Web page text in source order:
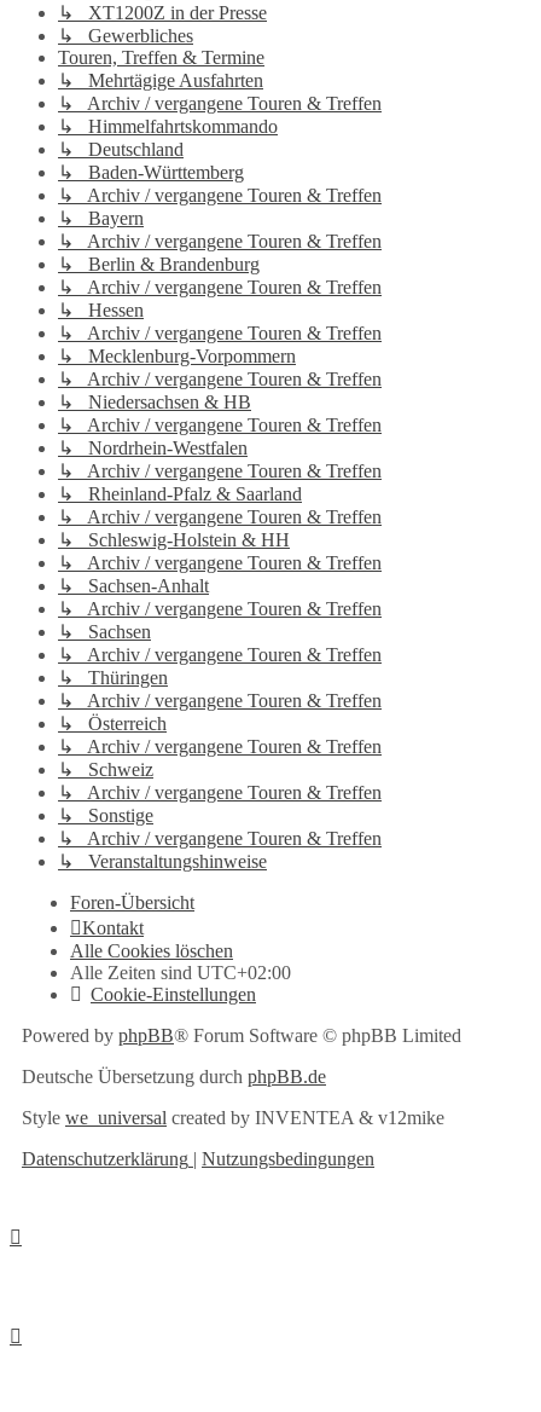
↳ XT1200Z in der Presse
↳ Gewerbliches
Touren, Treffen & Termine
↳ Mehrtägige Ausfahrten
↳ Archiv / vergangene Touren & Treffen
↳ Himmelfahrtskommando
↳ Deutschland
↳ Baden-Württemberg
↳ Archiv / vergangene Touren & Treffen
↳ Bayern
↳ Archiv / vergangene Touren & Treffen
↳ Berlin & Brandenburg
↳ Archiv / vergangene Touren & Treffen
↳ Hessen
↳ Archiv / vergangene Touren & Treffen
↳ Mecklenburg-Vorpommern
↳ Archiv / vergangene Touren & Treffen
↳ Niedersachsen & HB
↳ Archiv / vergangene Touren & Treffen
↳ Nordrhein-Westfalen
↳ Archiv / vergangene Touren & Treffen
↳ Rheinland-Pfalz & Saarland
↳ Archiv / vergangene Touren & Treffen
↳ Schleswig-Holstein & HH
↳ Archiv / vergangene Touren & Treffen
↳ Sachsen-Anhalt
↳ Archiv / vergangene Touren & Treffen
↳ Sachsen
↳ Archiv / vergangene Touren & Treffen
↳ Thüringen
↳ Archiv / vergangene Touren & Treffen
↳ Österreich
↳ Archiv / vergangene Touren & Treffen
↳ Schweiz
↳ Archiv / vergangene Touren & Treffen
↳ Sonstige
↳ Archiv / vergangene Touren & Treffen
↳ Veranstaltungshinweise
Foren-Übersicht
Kontakt
Alle Cookies löschen
Alle Zeiten sind UTC+02:00
Cookie-Einstellungen
Powered by phpBB® Forum Software © phpBB Limited
Deutsche Übersetzung durch phpBB.de
Style we_universal created by INVENTEA & v12mike
Datenschutzerklärung | Nutzungsbedingungen